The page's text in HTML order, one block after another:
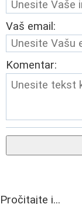
Vaš email:
Komentar:
Pročitajte i...